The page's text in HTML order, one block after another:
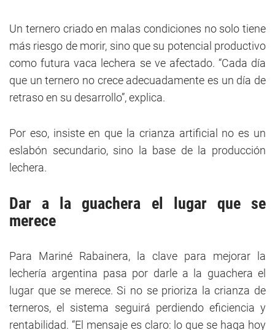
Un ternero criado en malas condiciones no solo tiene
más riesgo de morir, sino que su potencial productivo
como futura vaca lechera se ve afectado. “Cada día
que un ternero no crece adecuadamente es un día de
retraso en su desarrollo”, explica.
Por eso, insiste en que la crianza artificial no es un
eslabón secundario, sino la base de la producción
lechera.
Dar a la guachera el lugar que se
merece
Para Mariné Rabainera, la clave para mejorar la
lechería argentina pasa por darle a la guachera el
lugar que se merece. Si no se prioriza la crianza de
terneros, el sistema seguirá perdiendo eficiencia y
rentabilidad. “El mensaje es claro: lo que se haga hoy